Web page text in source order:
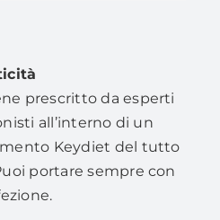
prescritto da esperti
all’interno di un
Keydiet del tutto
portare sempre con